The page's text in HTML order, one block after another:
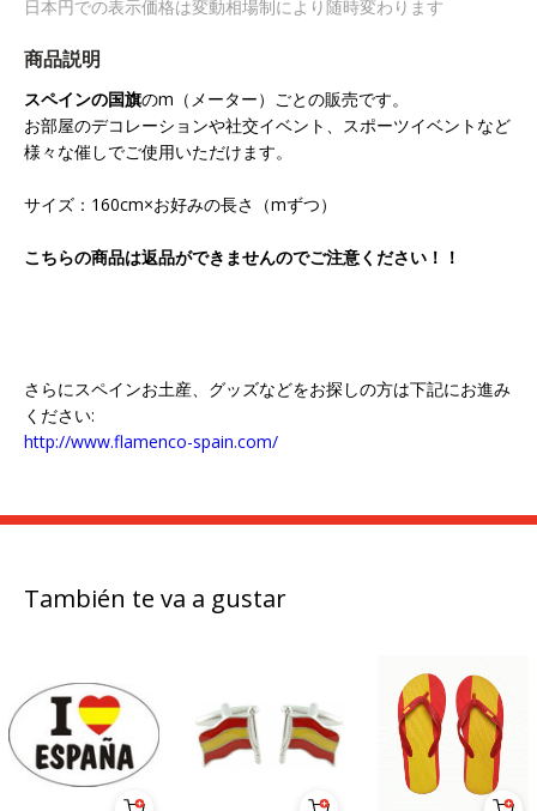
日本円での表示価格は変動相場制により随時変わります
商品説明
スペインの国旗のm （メーター）ごとの販売です。
お部屋のデコレーションや社交イベント、スポーツイベントなど
様々な催しでご使用いただけます。
サイズ：160cm×お好みの長さ（mずつ）
こちらの商品は返品ができませんのでご注意ください！！
さらにスペインお土産、グッズなどをお探しの方は下記にお進み
ください:
http://www.flamenco-spain.com/
También te va a gustar